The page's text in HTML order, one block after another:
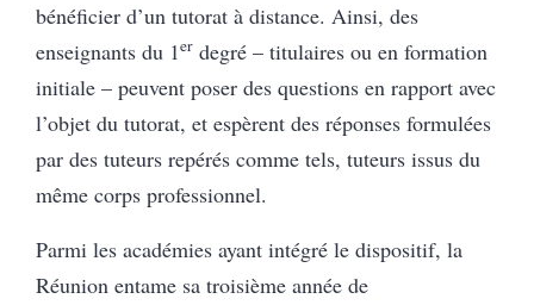
bénéficier d’un tutorat à distance. Ainsi, des
enseignants du 1er degré – titulaires ou en formation
initiale – peuvent poser des questions en rapport avec
l’objet du tutorat, et espèrent des réponses formulées
par des tuteurs repérés comme tels, tuteurs issus du
même corps professionnel.
Parmi les académies ayant intégré le dispositif, la
Réunion entame sa troisième année de